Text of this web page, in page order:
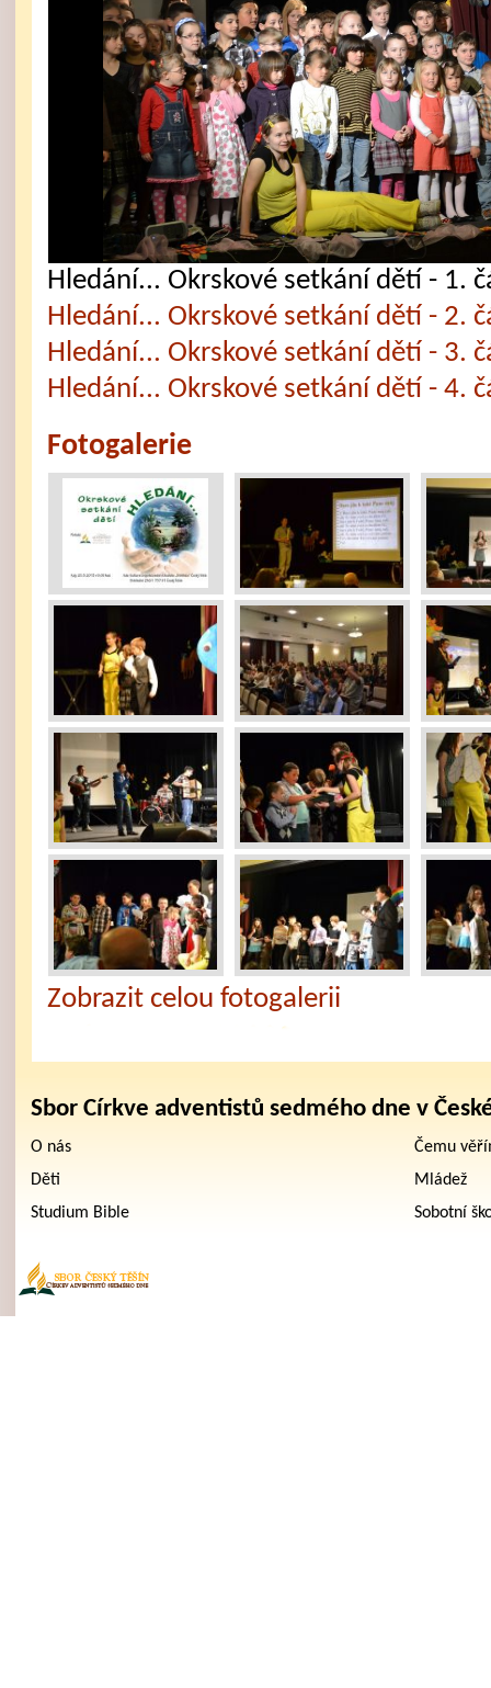
Hledání... Okrskové setkání dětí - 1.
Hledání... Okrskové setkání dětí - 2.
Hledání... Okrskové setkání dětí - 3.
Hledání... Okrskové setkání dětí - 4.
Fotogalerie
Zobrazit celou fotogalerii
Sbor Církve adventistů sedmého dne v
O nás
Čemu
Děti
Mládež
Studium Bible
Sobotní